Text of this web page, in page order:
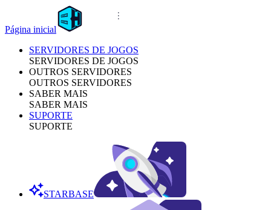
Página inicial
SERVIDORES DE JOGOS
SERVIDORES DE JOGOS
OUTROS SERVIDORES
OUTROS SERVIDORES
SABER MAIS
SABER MAIS
SUPORTE
SUPORTE
STARBASE